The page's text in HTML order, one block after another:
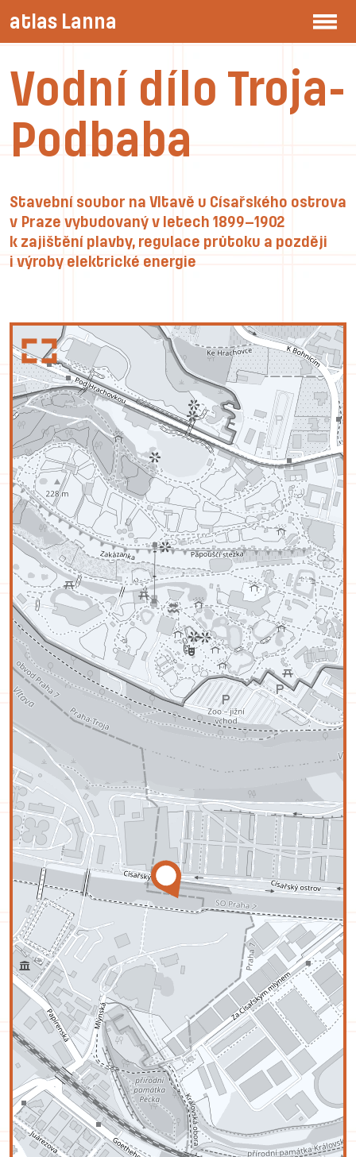
atlas Lanna
Vodní dílo Troja-
Podbaba
Stavební soubor na Vltavě u Císařského ostrova
v Praze vybudovaný v letech 1899–1902
k zajištění plavby, regulace průtoku a později
i výroby elektrické energie